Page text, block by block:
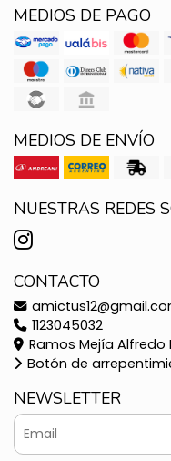
MEDIOS DE PAGO
MEDIOS DE ENVÍO
NUESTRAS REDES
CONTACTO
1123045032
Ramos Mejía Alfredo
Botón de
NEWSLETTER